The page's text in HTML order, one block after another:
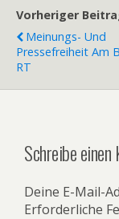
Vorheriger
Meinungs- Und
Pressefreiheit Am
RT
Schreibe
Deine E-Mail-
Erforderliche